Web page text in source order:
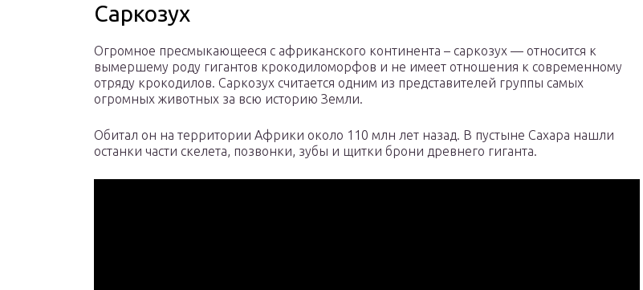
Саркозух
Огромное пресмыкающееся с африканского континента – саркозух — относится к
вымершему роду гигантов крокодиломорфов и не имеет отношения к современному
отряду крокодилов. Саркозух считается одним из представителей группы самых
огромных животных за всю историю Земли.
Обитал он на территории Африки около 110 млн лет назад. В пустыне Сахара нашли
останки части скелета, позвонки, зубы и щитки брони древнего гиганта.